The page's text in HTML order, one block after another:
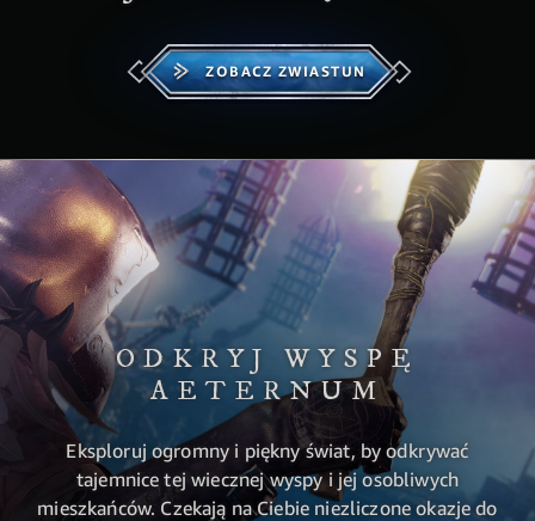
ZOBACZ ZWIASTUN
ODKRYJ WYSPĘ
AETERNUM
Eksploruj ogromny i piękny świat, by odkrywać
tajemnice tej wiecznej wyspy i jej osobliwych
mieszkańców. Czekają na Ciebie niezliczone okazje do